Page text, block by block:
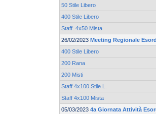
50 Stile Libero
400 Stile Libero
Staff. 4x50 Mista
26/02/2023 Meeting Regionale
400 Stile Libero
200 Rana
200 Misti
Staff 4x100 Stile L.
Staff 4x100 Mista
05/03/2023 4a Giornata Attività